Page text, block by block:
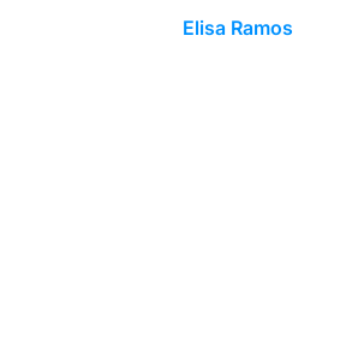
Elisa Ramos